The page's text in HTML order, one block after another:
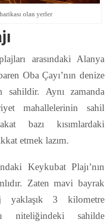
olan yerler
arasındaki Alanya
Oba Çayı’nın denize
Aynı zamanda
mahallelerinin sahil
bazı kısımlardaki
etmek lazım.
Keykubat Plajı’nın
Zaten mavi bayrak
yaklaşık 3 kilometre
niteliğindeki sahilde